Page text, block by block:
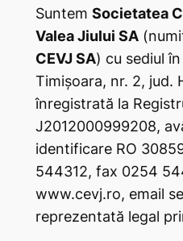
Suntem Societatea
Valea Jiului SA
CEVJ SA) cu sediul
Timișoara, nr. 2, jud.
înregistrată la
J2012000999208,
identificare RO
544312, fax 0254
www.cevj.ro, email
reprezentată legal